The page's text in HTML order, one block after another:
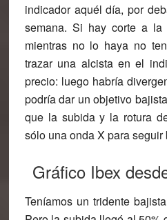
indicador aquél día, por
semana. Si hay corte a
mientras no lo haya no
trazar una alcista en el
precio: luego habría
podría dar un objetivo
que la subida y la rotura
sólo una onda X para seguir
Gráfico Ibex
Teníamos un tridente